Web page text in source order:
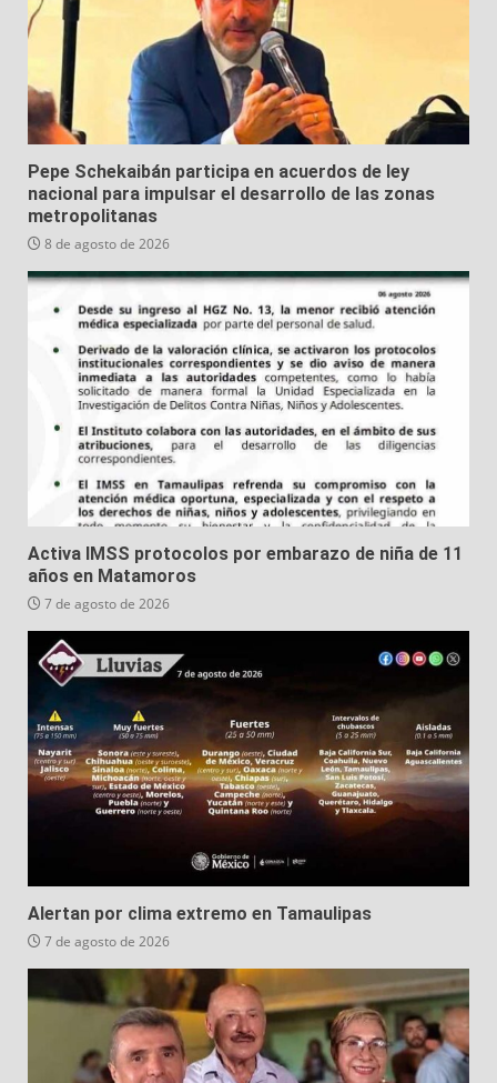
Pepe Schekaibán participa en acuerdos de ley
nacional para impulsar el desarrollo de las zonas
metropolitanas
8 de agosto de 2026
Activa IMSS protocolos por embarazo de niña de 11
años en Matamoros
7 de agosto de 2026
Alertan por clima extremo en Tamaulipas
7 de agosto de 2026